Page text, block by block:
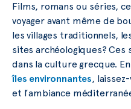
Films, romans ou séries,
voyager avant même de
les villages traditionnels,
sites archéologiques? Ces
dans la culture grecque.
îles environnantes,
et l’ambiance